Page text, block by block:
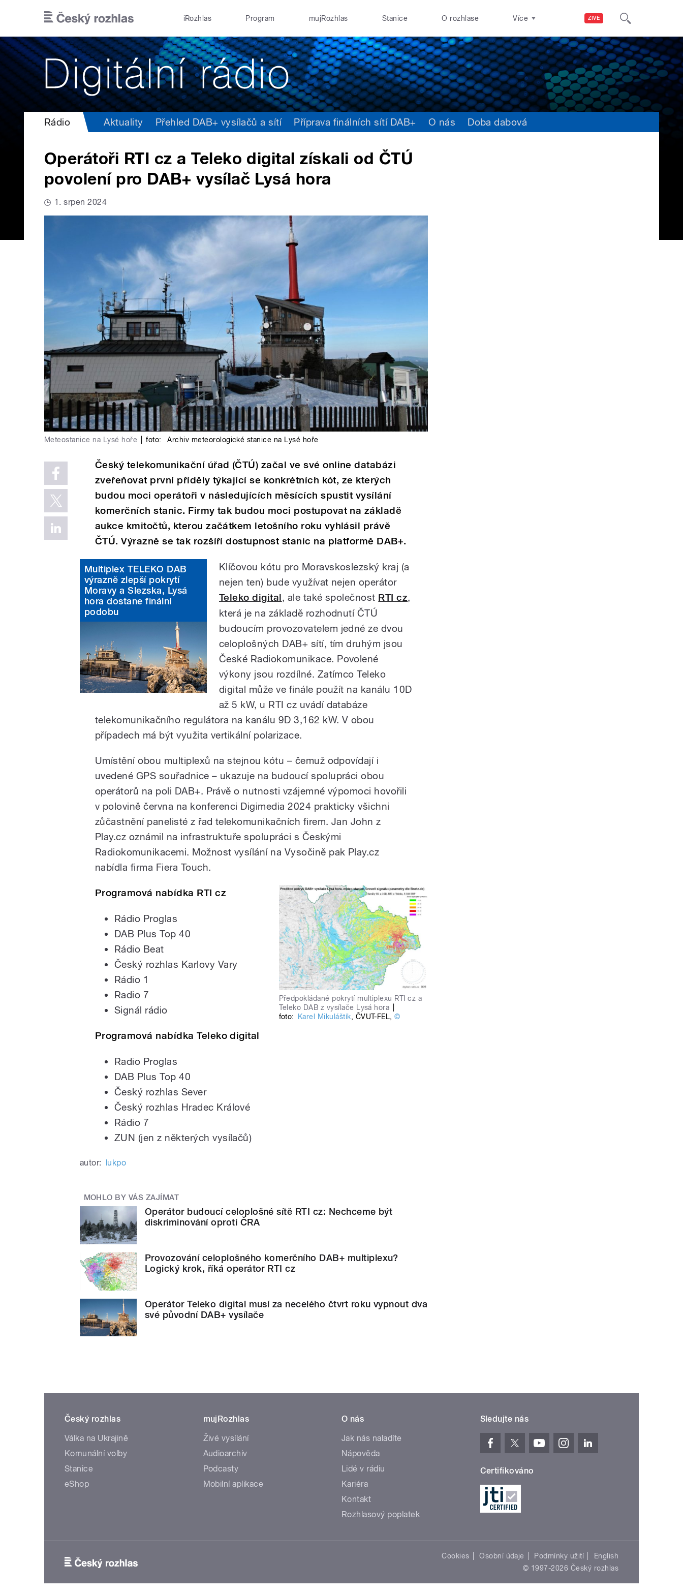
ŽIVĚ
iRozhlas Program mujRozhlas Stanice O rozhlase Více
Rádio Aktuality Přehled DAB+ vysílačů a sítí Příprava finálních sítí DAB+ O nás Doba dabová
Operátoři RTI cz a Teleko digital získali od ČTÚ
povolení pro DAB+ vysílač Lysá hora
1. srpen 2024
Meteostanice na Lysé hoře foto: Archiv meteorologické stanice na Lysé hoře
Český telekomunikační úřad (ČTÚ) začal ve své online databázi
zveřeňovat první příděly týkající se konkrétních kót, ze kterých
budou moci operátoři v následujících měsících spustit vysílání
komerčních stanic. Firmy tak budou moci postupovat na základě
aukce kmitočtů, kterou začátkem letošního roku vyhlásil právě
ČTÚ. Výrazně se tak rozšíří dostupnost stanic na platformě DAB+.
Multiplex TELEKO DAB
výrazně zlepší pokrytí
Moravy a Slezska, Lysá
hora dostane finální
podobu
Klíčovou kótu pro Moravskoslezský kraj (a
nejen ten) bude využívat nejen operátor
Teleko digital, ale také společnost RTI cz,
která je na základě rozhodnutí ČTÚ
budoucím provozovatelem jedné ze dvou
celoplošných DAB+ sítí, tím druhým jsou
České Radiokomunikace. Povolené
výkony jsou rozdílné. Zatímco Teleko
digital může ve finále použít na kanálu 10D
až 5 kW, u RTI cz uvádí databáze
telekomunikačního regulátora na kanálu 9D 3,162 kW. V obou
případech má být využita vertikální polarizace.
Umístění obou multiplexů na stejnou kótu – čemuž odpovídají i
uvedené GPS souřadnice – ukazuje na budoucí spolupráci obou
operátorů na poli DAB+. Právě o nutnosti vzájemné výpomoci hovořili
v polovině června na konferenci Digimedia 2024 prakticky všichni
zůčastnění panelisté z řad telekomunikačních firem. Jan John z
Play.cz oznámil na infrastruktuře spolupráci s Českými
Radiokomunikacemi. Možnost vysílání na Vysočině pak Play.cz
nabídla firma Fiera Touch.
Předpokládané pokrytí multiplexu RTI cz a
Teleko DAB z vysílače Lysá hora
foto:
Karel Mikuláštík, ČVUT-FEL,©
Programová nabídka RTI cz
Rádio Proglas
DAB Plus Top 40
Rádio Beat
Český rozhlas Karlovy Vary
Rádio 1
Radio 7
Signál rádio
Programová nabídka Teleko digital
Radio Proglas
DAB Plus Top 40
Český rozhlas Sever
Český rozhlas Hradec Králové
Rádio 7
ZUN (jen z některých vysílačů)
autor: lukpo
MOHLO BY VÁS ZAJÍMAT
Operátor budoucí celoplošné sítě RTI cz: Nechceme být
diskriminování oproti ČRA
Provozování celoplošného komerčního DAB+ multiplexu?
Logický krok, říká operátor RTI cz
Operátor Teleko digital musí za necelého čtvrt roku vypnout dva
své původní DAB+ vysílače
Český rozhlas
Válka na Ukrajině
Komunální volby
Stanice
eShop
mujRozhlas
Živé vysílání
Audioarchiv
Podcasty
Mobilní aplikace
O nás
Jak nás naladíte
Nápověda
Lidé v rádiu
Kariéra
Kontakt
Rozhlasový poplatek
Sledujte nás
Certifikováno
Cookies Osobní údaje Podmínky užití
English
© 1997-2026 Český rozhlas